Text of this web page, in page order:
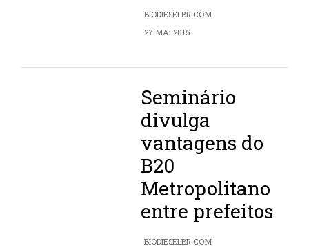
BIODIESELBR.COM
27 MAI 2015
Seminário
divulga
vantagens do
B20
Metropolitano
entre prefeitos
BIODIESELBR.COM